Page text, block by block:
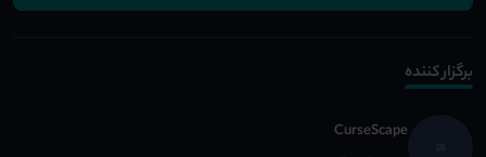
برگزار کننده
CurseScape